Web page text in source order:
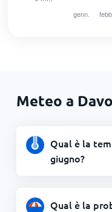
Meteo a
Qual è la
giugno?
Qual è la